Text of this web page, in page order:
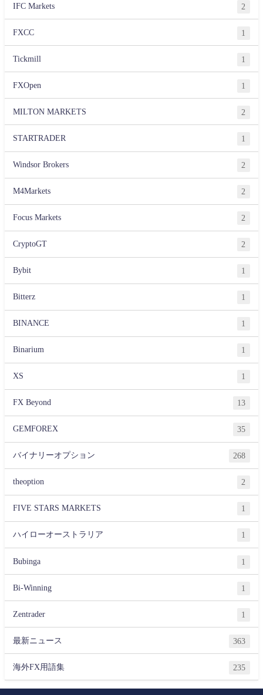
IFC Markets 2
FXCC 1
Tickmill 1
FXOpen 1
MILTON MARKETS 2
STARTRADER 1
Windsor Brokers 2
M4Markets 2
Focus Markets 2
CryptoGT 2
Bybit 1
Bitterz 1
BINANCE 1
Binarium 1
XS 1
FX Beyond 13
GEMFOREX 35
バイナリーオプション 268
theoption 2
FIVE STARS MARKETS 1
ハイローオーストラリア 1
Bubinga 1
Bi-Winning 1
Zentrader 1
最新ニュース 363
海外FX用語集 235